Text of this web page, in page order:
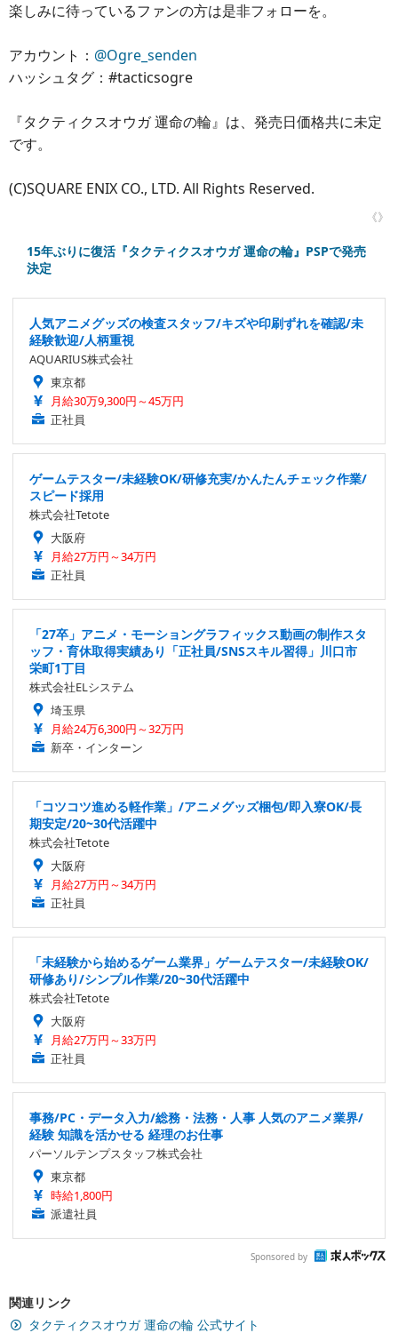
楽しみに待っているファンの方は是非フォローを。
アカウント： @Ogre_senden
ハッシュタグ：#tacticsogre
『タクティクスオウガ 運命の輪』は、発売日価格共に未定
です。
(C)SQUARE ENIX CO., LTD. All Rights Reserved.
《》
15年ぶりに復活『タクティクスオウガ 運命の輪』PSPで発売
決定
人気アニメグッズの検査スタッフ/キズや印刷ずれを確認/未
経験歓迎/人柄重視
AQUARIUS株式会社
東京都
月給30万9,300円～45万円
正社員
ゲームテスター/未経験OK/研修充実/かんたんチェック作業/
スピード採用
株式会社Tetote
大阪府
月給27万円～34万円
正社員
「27卒」アニメ・モーショングラフィックス動画の制作スタ
ッフ・育休取得実績あり「正社員/SNSスキル習得」川口市
栄町1丁目
株式会社ELシステム
埼玉県
月給24万6,300円～32万円
新卒・インターン
「コツコツ進める軽作業」/アニメグッズ梱包/即入寮OK/長
期安定/20~30代活躍中
株式会社Tetote
大阪府
月給27万円～34万円
正社員
「未経験から始めるゲーム業界」ゲームテスター/未経験OK/
研修あり/シンプル作業/20~30代活躍中
株式会社Tetote
大阪府
月給27万円～33万円
正社員
事務/PC・データ入力/総務・法務・人事 人気のアニメ業界/
経験 知識を活かせる 経理のお仕事
パーソルテンプスタッフ株式会社
東京都
時給1,800円
派遣社員
Sponsored by
関連リンク
タクティクスオウガ 運命の輪 公式サイト